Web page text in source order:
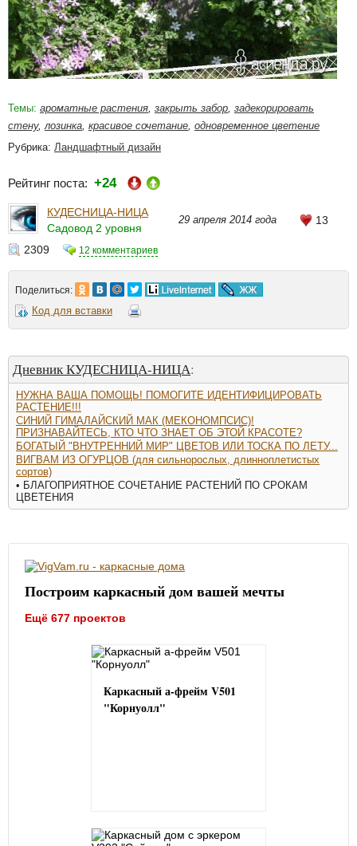
Темы: ароматные растения закрыть забор задекорировать
стену, лозинка красивое сочетание одновременное цветение
Рубрика: Ландшафтный дизайн
Рейтинг поста: +24
КУДЕСНИЦА-НИЦА
Садовод 2 уровня
29 апреля 2014 года 13
2309 12 комментариев
Поделиться:
Код для вставки
Дневник КУДЕСНИЦА-НИЦА:
НУЖНА ВАША ПОМОЩЬ! ПОМОГИТЕ ИДЕНТИФИЦИРОВАТЬ
РАСТЕНИЕ!!!
СИНИЙ ГИМАЛАЙСКИЙ МАК (МЕКОНОМПСИС)!
ПРИЗНАВАЙТЕСЬ, КТО ЧТО ЗНАЕТ ОБ ЭТОЙ КРАСОТЕ?
БОГАТЫЙ "ВНУТРЕННИЙ МИР" ЦВЕТОВ ИЛИ ТОСКА ПО ЛЕТУ...
ВИГВАМ ИЗ ОГУРЦОВ (для сильнорослых, длинноплетистых
сортов)
• БЛАГОПРИЯТНОЕ СОЧЕТАНИЕ РАСТЕНИЙ ПО СРОКАМ
ЦВЕТЕНИЯ
Построим каркасный дом вашей мечты
Ещё 677 проектов
Каркасный а-фрейм V501
"Корнуолл"